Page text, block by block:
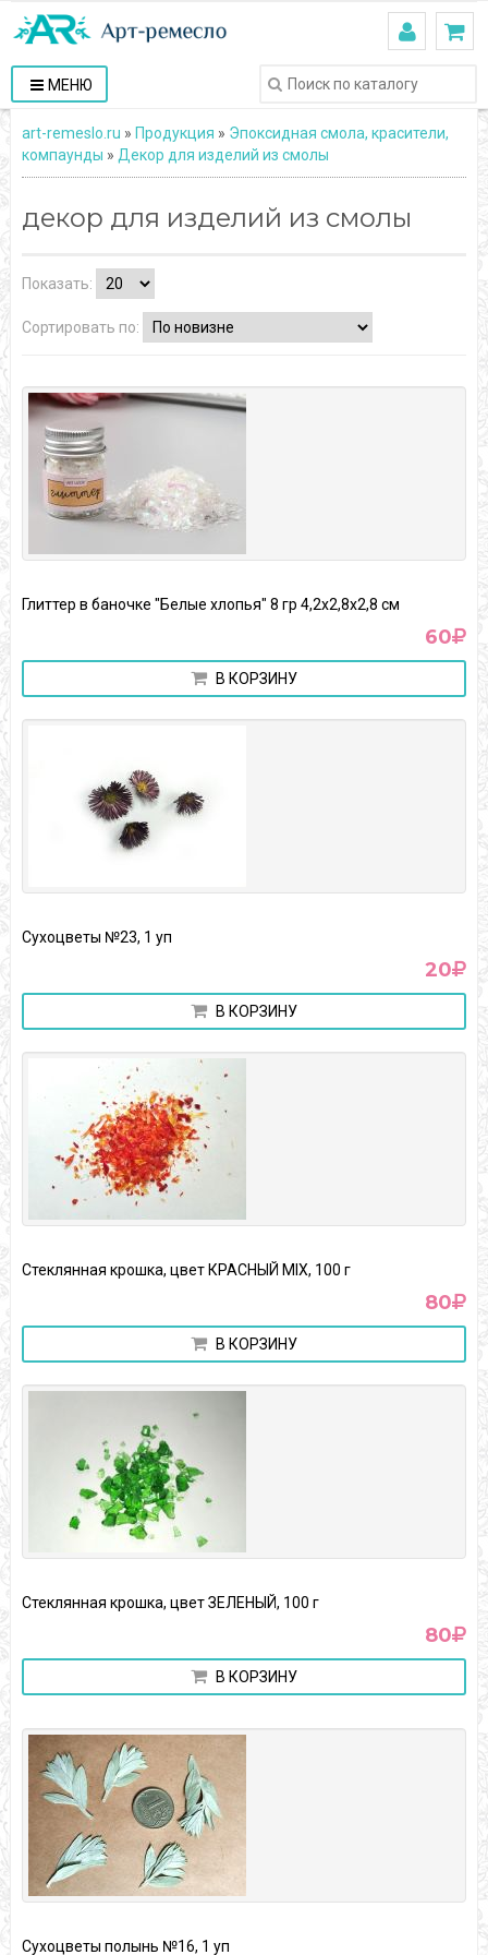
МЕНЮ
art-remeslo.ru » Продукция » Эпоксидная смола, красители,
компаунды » Декор для изделий из смолы
декор для изделий из смолы
Показать:
Сортировать по:
Глиттер в баночке "Белые хлопья" 8 гр 4,2х2,8х2,8 см
60
В КОРЗИНУ
Сухоцветы №23, 1 уп
20
В КОРЗИНУ
Стеклянная крошка, цвет КРАСНЫЙ MIX, 100 г
80
В КОРЗИНУ
Стеклянная крошка, цвет ЗЕЛЕНЫЙ, 100 г
80
В КОРЗИНУ
Сухоцветы полынь №16, 1 уп